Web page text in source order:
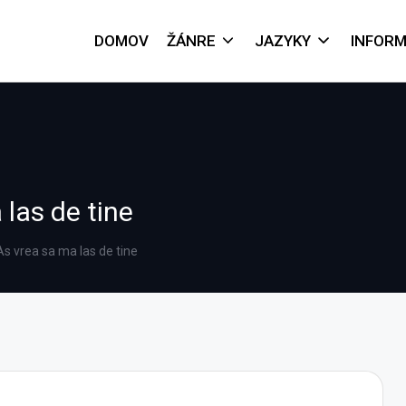
DOMOV ŽÁNRE JAZYKY
las de tine
vrea sa ma las de tine